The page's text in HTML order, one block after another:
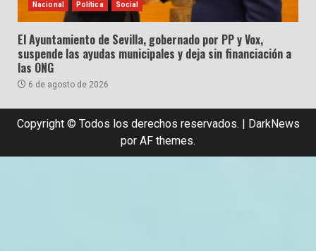
Nacional Política Social
El Ayuntamiento de Sevilla, gobernado por PP y Vox,
suspende las ayudas municipales y deja sin financiación a
las ONG
6 de agosto de 2026
Copyright © Todos los derechos reservados. | DarkNews
por AF themes.